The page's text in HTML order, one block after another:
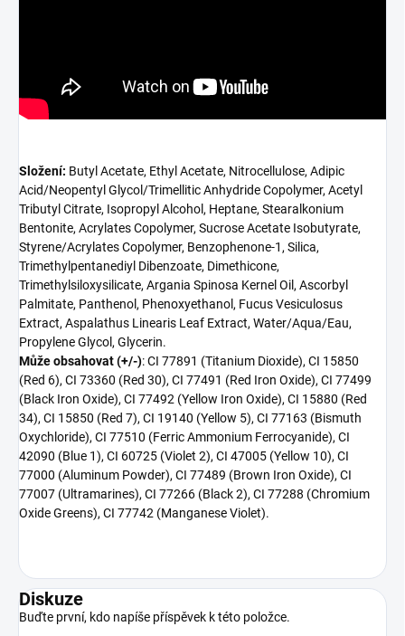
Složení: Butyl Acetate, Ethyl Acetate, Nitrocellulose, Adipic
Acid/Neopentyl Glycol/Trimellitic Anhydride Copolymer, Acetyl
Tributyl Citrate, Isopropyl Alcohol, Heptane, Stearalkonium
Bentonite, Acrylates Copolymer, Sucrose Acetate Isobutyrate,
Styrene/Acrylates Copolymer, Benzophenone-1, Silica,
Trimethylpentanediyl Dibenzoate, Dimethicone,
Trimethylsiloxysilicate, Argania Spinosa Kernel Oil, Ascorbyl
Palmitate, Panthenol, Phenoxyethanol, Fucus Vesiculosus
Extract, Aspalathus Linearis Leaf Extract, Water/Aqua/Eau,
Propylene Glycol, Glycerin.
Může obsahovat (+/-): CI 77891 (Titanium Dioxide), CI 15850
(Red 6), CI 73360 (Red 30), CI 77491 (Red Iron Oxide), CI 77499
(Black Iron Oxide), CI 77492 (Yellow Iron Oxide), CI 15880 (Red
34), CI 15850 (Red 7), CI 19140 (Yellow 5), CI 77163 (Bismuth
Oxychloride), CI 77510 (Ferric Ammonium Ferrocyanide), CI
42090 (Blue 1), CI 60725 (Violet 2), CI 47005 (Yellow 10), CI
77000 (Aluminum Powder), CI 77489 (Brown Iron Oxide), CI
77007 (Ultramarines), CI 77266 (Black 2), CI 77288 (Chromium
Oxide Greens), CI 77742 (Manganese Violet).
Diskuze
Buďte první, kdo napíše příspěvek k této položce.